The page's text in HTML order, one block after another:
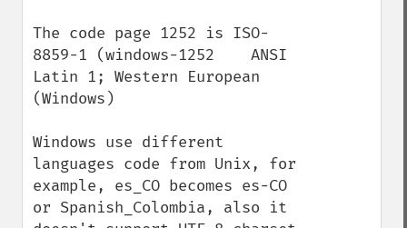
The code page 1252 is ISO-
8859-1 (windows-1252    ANSI
Latin 1; Western European
(Windows)
Windows use different
languages code from Unix, for
example, es_CO becomes es-CO
or Spanish_Colombia, also it